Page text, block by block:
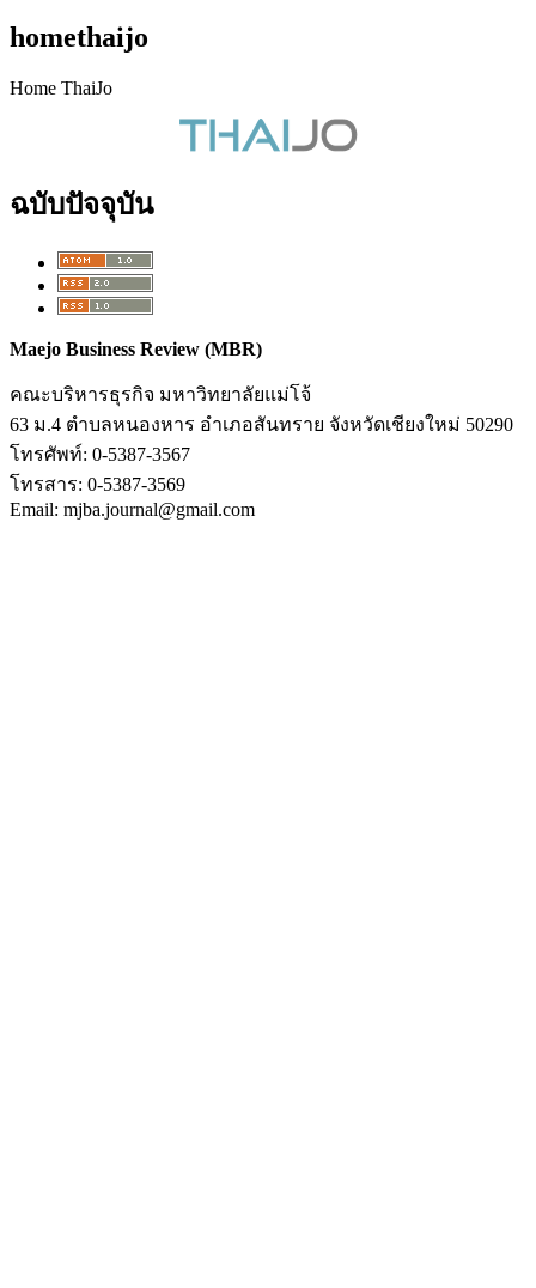
homethaijo
Home ThaiJo
ฉบับปัจจุบัน
Maejo Business Review (MBR)
คณะบริหารธุรกิจ มหาวิทยาลัยแม่โจ้
63 ม.4 ตำบลหนองหาร อำเภอสันทราย จังหวัดเชียงใหม่ 50290
โทรศัพท์: 0-5387-3567
โทรสาร: 0-5387-3569
Email: mjba.journal@gmail.com